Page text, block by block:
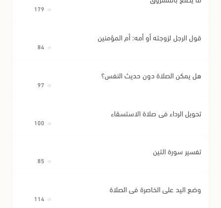
قول الرجل لزوجته أو أمه: أم المؤمنين
هل يمكن الصلاة دون حديث النفس؟
تحويل الرداء في صلاة الاستسقاء
تفسير سورة التين
وضع اليد على الخاصرة في الصلاة